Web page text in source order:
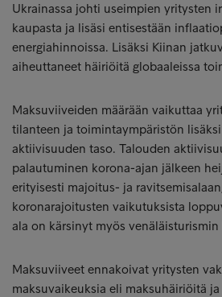
Ukrainassa johti useimpien yritysten
kaupasta ja lisäsi entisestään
energiahinnoissa. Lisäksi Kiinan
aiheuttaneet häiriöitä globaaleissa
Maksuviiveiden määrään vaikuttaa
tilanteen ja toimintaympäristön
aktiivisuuden taso. Talouden
palautuminen korona-ajan jälkeen
erityisesti majoitus- ja
koronarajoitusten vaikutuksista
ala on kärsinyt myös
Maksuviiveet ennakoivat yritysten
maksuvaikeuksia eli maksuhäiriöitä